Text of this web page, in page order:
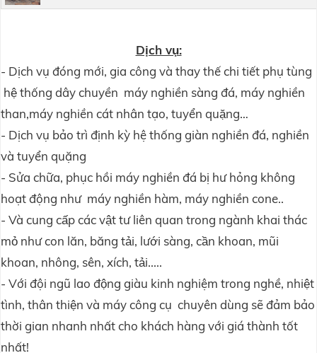
Dịch vụ:
- Dịch vụ đóng mới, gia công và thay thế chi tiết phụ tùng
hệ thống dây chuyền máy nghiền sàng đá, máy nghiền
than,máy nghiền cát nhân tạo, tuyển quặng…
- Dịch vụ bảo trì định kỳ hệ thống giàn nghiền đá, nghiền
và tuyển quặng
- Sửa chữa, phục hồi máy nghiền đá bị hư hỏng không
hoạt động như máy nghiền hàm, máy nghiền cone..
- Và cung cấp các vật tư liên quan trong ngành khai thác
mỏ như con lăn, băng tải, lưới sàng, cần khoan, mũi
khoan, nhông, sên, xích, tải.....
- Với đội ngũ lao động giàu kinh nghiệm trong nghề, nhiệt
tình, thân thiện và máy công cụ chuyên dùng sẽ đảm bảo
thời gian nhanh nhất cho khách hàng với giá thành tốt
nhất!